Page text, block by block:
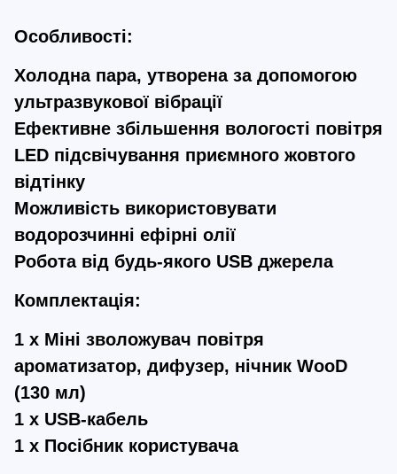
Особливості:
Холодна пара, утворена за допомогою
ультразвукової вібрації
Ефективне збільшення вологості повітря
LED підсвічування приємного жовтого
відтінку
Можливість використовувати
водорозчинні ефірні олії
Робота від будь-якого USB джерела
Комплектація:
1 x Міні зволожувач повітря
ароматизатор, дифузер, нічник WooD
(130 мл)
1 x USB-кабель
1 x Посібник користувача